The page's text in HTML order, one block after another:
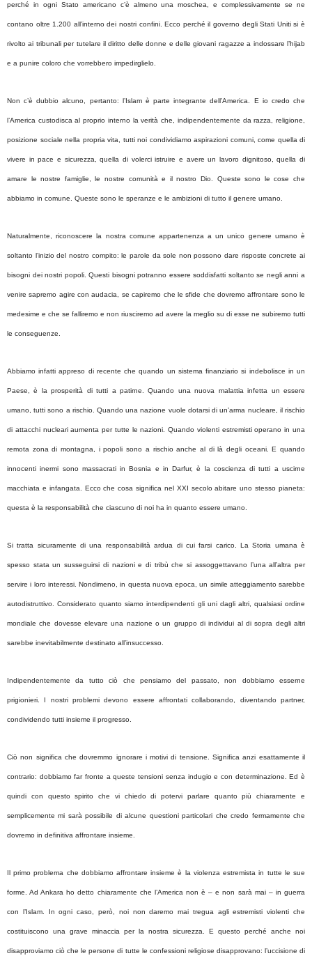
perché in ogni Stato americano c’è almeno una moschea, e complessivamente se ne
contano oltre 1.200 all’interno dei nostri confini. Ecco perché il governo degli Stati Uniti si è
rivolto ai tribunali per tutelare il diritto delle donne e delle giovani ragazze a indossare l’hijab
e a punire coloro che vorrebbero impedirglielo.
Non c’è dubbio alcuno, pertanto: l’Islam è parte integrante dell’America. E io credo che
l’America custodisca al proprio interno la verità che, indipendentemente da razza, religione,
posizione sociale nella propria vita, tutti noi condividiamo aspirazioni comuni, come quella di
vivere in pace e sicurezza, quella di volerci istruire e avere un lavoro dignitoso, quella di
amare le nostre famiglie, le nostre comunità e il nostro Dio. Queste sono le cose che
abbiamo in comune. Queste sono le speranze e le ambizioni di tutto il genere umano.
Naturalmente, riconoscere la nostra comune appartenenza a un unico genere umano è
soltanto l’inizio del nostro compito: le parole da sole non possono dare risposte concrete ai
bisogni dei nostri popoli. Questi bisogni potranno essere soddisfatti soltanto se negli anni a
venire sapremo agire con audacia, se capiremo che le sfide che dovremo affrontare sono le
medesime e che se falliremo e non riusciremo ad avere la meglio su di esse ne subiremo tutti
le conseguenze.
Abbiamo infatti appreso di recente che quando un sistema finanziario si indebolisce in un
Paese, è la prosperità di tutti a patirne. Quando una nuova malattia infetta un essere
umano, tutti sono a rischio. Quando una nazione vuole dotarsi di un’arma nucleare, il rischio
di attacchi nucleari aumenta per tutte le nazioni. Quando violenti estremisti operano in una
remota zona di montagna, i popoli sono a rischio anche al di là degli oceani. E quando
innocenti inermi sono massacrati in Bosnia e in Darfur, è la coscienza di tutti a uscirne
macchiata e infangata. Ecco che cosa significa nel XXI secolo abitare uno stesso pianeta:
questa è la responsabilità che ciascuno di noi ha in quanto essere umano.
Si tratta sicuramente di una responsabilità ardua di cui farsi carico. La Storia umana è
spesso stata un susseguirsi di nazioni e di tribù che si assoggettavano l’una all’altra per
servire i loro interessi. Nondimeno, in questa nuova epoca, un simile atteggiamento sarebbe
autodistruttivo. Considerato quanto siamo interdipendenti gli uni dagli altri, qualsiasi ordine
mondiale che dovesse elevare una nazione o un gruppo di individui al di sopra degli altri
sarebbe inevitabilmente destinato all’insuccesso.
Indipendentemente da tutto ciò che pensiamo del passato, non dobbiamo esserne
prigionieri. I nostri problemi devono essere affrontati collaborando, diventando partner,
condividendo tutti insieme il progresso.
Ciò non significa che dovremmo ignorare i motivi di tensione. Significa anzi esattamente il
contrario: dobbiamo far fronte a queste tensioni senza indugio e con determinazione. Ed è
quindi con questo spirito che vi chiedo di potervi parlare quanto più chiaramente e
semplicemente mi sarà possibile di alcune questioni particolari che credo fermamente che
dovremo in definitiva affrontare insieme.
Il primo problema che dobbiamo affrontare insieme è la violenza estremista in tutte le sue
forme. Ad Ankara ho detto chiaramente che l’America non è – e non sarà mai – in guerra
con l’Islam. In ogni caso, però, noi non daremo mai tregua agli estremisti violenti che
costituiscono una grave minaccia per la nostra sicurezza. E questo perché anche noi
disapproviamo ciò che le persone di tutte le confessioni religiose disapprovano: l’uccisione di